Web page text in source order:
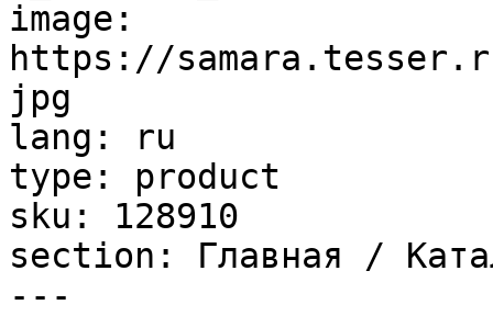
image:
https://
jpg
lang: ru
type: product
sku: 128910
section: Главная /
---